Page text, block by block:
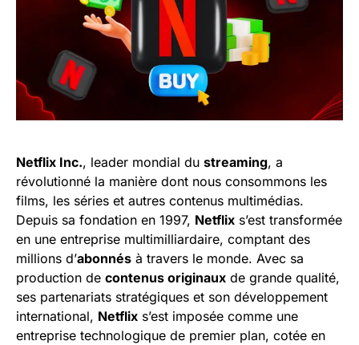
Netflix Inc., leader mondial du streaming, a
révolutionné la manière dont nous consommons les
films, les séries et autres contenus multimédias.
Depuis sa fondation en 1997, Netflix s’est transformée
en une entreprise multimilliardaire, comptant des
millions d’abonnés à travers le monde. Avec sa
production de contenus originaux de grande qualité,
ses partenariats stratégiques et son développement
international, Netflix s’est imposée comme une
entreprise technologique de premier plan, cotée en